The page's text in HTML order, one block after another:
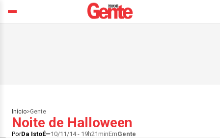
Início>Gente
Noite de Halloween
PorDa IstoÉ 10/11/14 - 19h21minEmGente